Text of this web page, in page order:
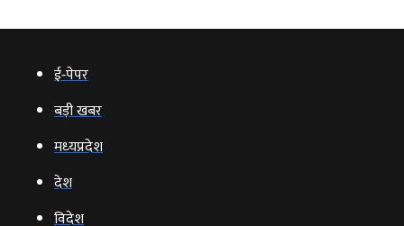
ई‑पेपर
बड़ी खबर
मध्‍यप्रदेश
देश
विदेश